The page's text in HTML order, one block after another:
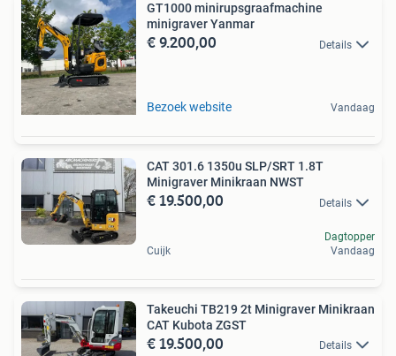
GT1000 minirupsgraafmachine
minigraver Yanmar
€ 9.200,00 Details
Bezoek website Vandaag
CAT 301.6 1350u SLP/SRT 1.8T
Minigraver Minikraan NWST
€ 19.500,00 Details
Cuijk
Dagtopper
Vandaag
Takeuchi TB219 2t Minigraver Minikraan
CAT Kubota ZGST
€ 19.500,00 Details